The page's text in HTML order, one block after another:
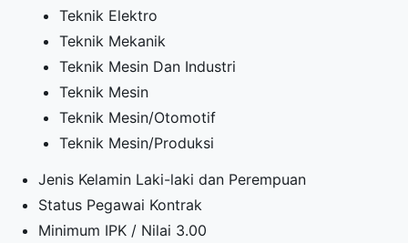
Teknik Elektro
Teknik Mekanik
Teknik Mesin Dan Industri
Teknik Mesin
Teknik Mesin/Otomotif
Teknik Mesin/Produksi
Jenis Kelamin Laki-laki dan Perempuan
Status Pegawai Kontrak
Minimum IPK / Nilai 3.00